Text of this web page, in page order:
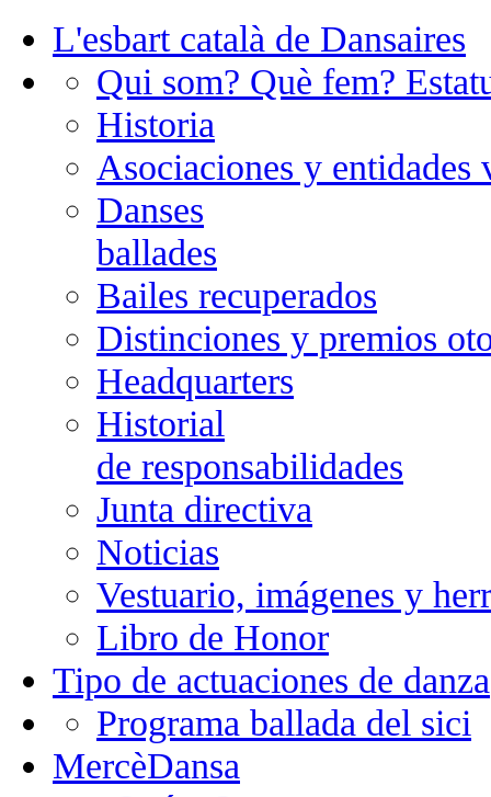
L'esbart català de Dansaires
Qui som? Què fem?
Historia
Asociaciones y entidades
Danses
ballades
Bailes recuperados
Distinciones y premios
Headquarters
Historial
de responsabilidades
Junta directiva
Noticias
Vestuario, imágenes y
Libro de Honor
Tipo de actuaciones de danza
Programa ballada del sici
MercèDansa